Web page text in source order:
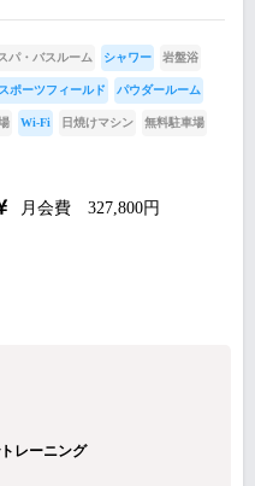
パ・バスルーム シャワー 岩盤浴
ポーツフィールド パウダールーム
Wi-Fi 日焼けマシン 無料駐車場
月会費 327,800円
レーニング